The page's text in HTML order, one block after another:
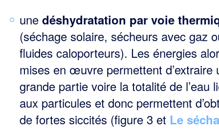
une déshydratation par voie
(séchage solaire, sécheurs avec gaz
fluides caloporteurs). Les énergies
mises en œuvre permettent d’extraire
grande partie voire la totalité de l’eau
aux particules et donc permettent
de fortes siccités (figure 3 et Le